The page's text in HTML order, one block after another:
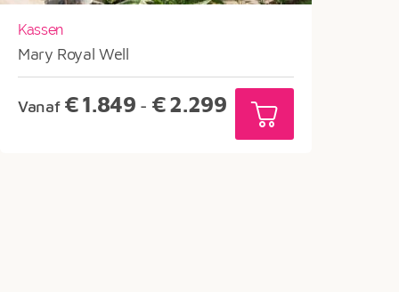
Kassen
Mary Royal Well
Vanaf €1.849 - €2.299Prijsklasse:
€1.849